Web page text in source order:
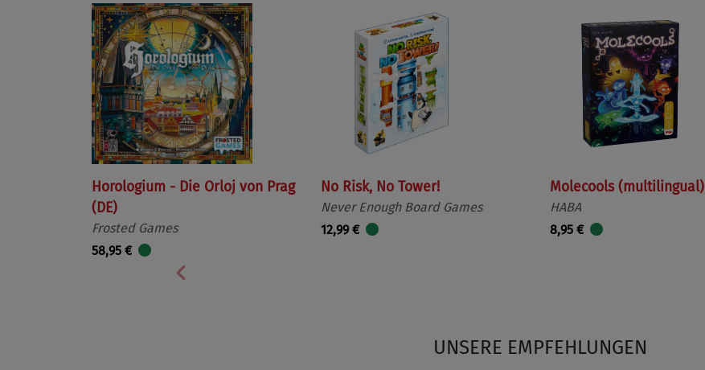
Horologium - Die Orloj von Prag
(DE)
Frosted Games
58,95 €
No Risk, No Tower!
Never Enough Board Games
12,99 €
Molecools (multilingual)
HABA
8,95 €
Vorherige
UNSERE EMPFEHLUNGEN